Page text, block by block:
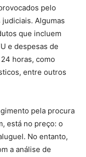
pelo
Algumas
que incluem
e despesas de
horas, como
entre outros
pela procura
está no preço: o
No entanto,
a análise de